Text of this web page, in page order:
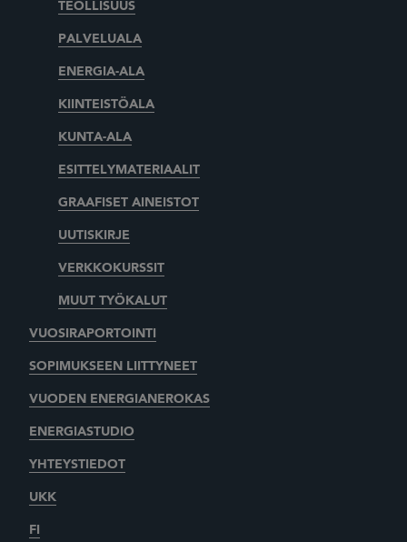
TEOLLISUUS
PALVELUALA
ENERGIA-ALA
KIINTEISTÖALA
KUNTA-ALA
ESITTELYMATERIAALIT
GRAAFISET AINEISTOT
UUTISKIRJE
VERKKOKURSSIT
MUUT TYÖKALUT
VUOSIRAPORTOINTI
SOPIMUKSEEN LIITTYNEET
VUODEN ENERGIANEROKAS
ENERGIASTUDIO
YHTEYSTIEDOT
UKK
FI